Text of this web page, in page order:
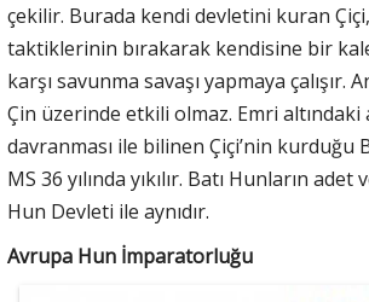
çekilir. Burada kendi devletini kuran
taktiklerinin bırakarak kendisine bir kale
karşı savunma savaşı yapmaya çalışır.
Çin üzerinde etkili olmaz. Emri
davranması ile bilinen Çiçi’nin kurduğu
MS 36 yılında yıkılır. Batı Hunların
Hun Devleti ile aynıdır.
Avrupa Hun İmparatorluğu